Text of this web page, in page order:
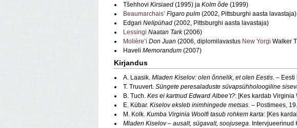
Tšehhovi Kirsiaed (1995) ja Kolm õde (1999)
Beaumarchais’ Figaro pulm (2002, Pittsburghi aasta lavastaja)
Edgari Nelipühad (2002, Pittsburghi aasta lavastaja)
Lessingi Naatan Tark(2006)
Molière’i Don Juan (2006, diplomilavastus New Yorgi Walker
Haveli Memorandum (2007)
Kirjandus
A. Laasik. Mladen Kiselov: olen õnnelik, et olen Eestis. –
T. Truuvert. Süngete peresaladuste süvapsühholoogiline
B. Tuch. Kes ei kartnud Edward Albee’t?: [Kes kardab Virginia
E. Kübar. Kiselov eksleb inimhingede metsas. – Postimees,
M. Kolk. Kumba Virginia Woolfi tasub rohkem karta: [Kes
Mladen Kiselov – ausalt, sügavalt, soojusega. Intervjueerinud